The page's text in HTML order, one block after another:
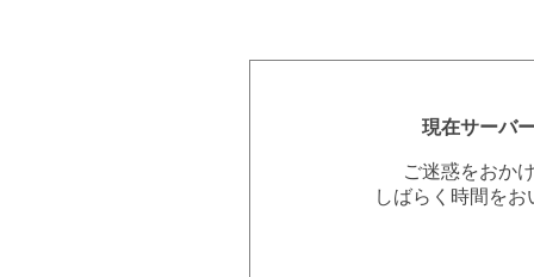
現在サーバ
ご迷惑をおか
しばらく時間を